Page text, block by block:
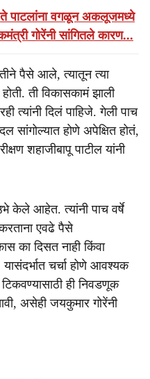
पाटलांना वगळून अकलूजमध्ये
गोरेंनी सांगितले कारण...
पैसे आले, त्यातून त्या
ती विकासकामं झाली
त्यांनी दिलं पाहिजे. गेली पाच
सांगोल्यात होणे अपेक्षित होतं,
शहाजीबापू पाटील यांनी
केले आहेत. त्यांनी पाच वर्षे
एवढे पैसे
का दिसत नाही किंवा
यासंदर्भात चर्चा होणे आवश्यक
ही निवडणूक
असेही जयकुमार गोरेंनी